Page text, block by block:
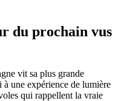
du prochain vus
vit sa plus grande
à une expérience de lumière
qui rappellent la vraie